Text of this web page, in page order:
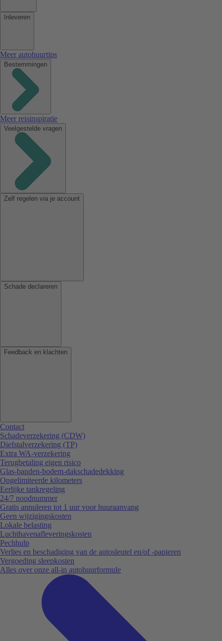
Inleveren
Meer autohuurtips
Bestemmingen
Meer reisinspiratie
Veelgestelde vragen
Zelf regelen via je account
Schade declareren
Feedback en klachten
Contact
Schadeverzekering (CDW)
Diefstalverzekering (TP)
Extra WA-verzekering
Terugbetaling eigen risico
Glas-banden-bodem-dakschadedekking
Ongelimiteerde kilometers
Eerlijke tankregeling
24/7 noodnummer
Gratis annuleren tot 1 uur voor huuraanvang
Geen wijzigingskosten
Lokale belasting
Luchthavenafleveringskosten
Pechhulp
Verlies en beschadiging van de autosleutel en/of -papieren
Vergoeding sleepkosten
Alles over onze all-in autohuurformule